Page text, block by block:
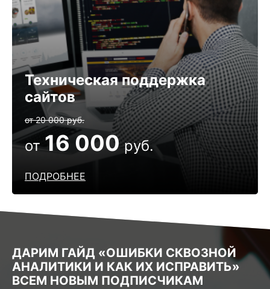
Техническая поддержка
сайтов
ПОДРОБНЕЕ
от 20 000 руб.
от16 000руб.
ДАРИМ ГАЙД «ОШИБКИ СКВОЗНОЙ
АНАЛИТИКИ И КАК ИХ ИСПРАВИТЬ»
ВСЕМ НОВЫМ ПОДПИСЧИКАМ